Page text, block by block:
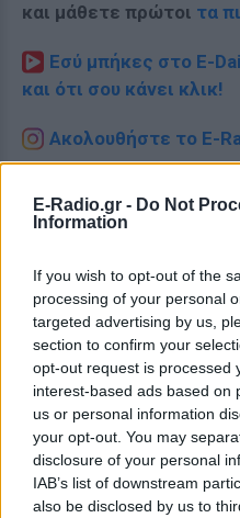
E-Radio.gr - Do Not
Information
If you wish to opt-out of the
processing of your personal
targeted advertising by us,
section to confirm your
opt-out request is processed
interest-based ads based on
us or personal information
your opt-out. You may
disclosure of your personal
IAB’s list of downstream
also be disclosed by us to
και μάθετε πρώτοι τα
Εσύ μπήκες στο E-
και ότι σου κάνει κλικ!
Ακολουθήστε το E-